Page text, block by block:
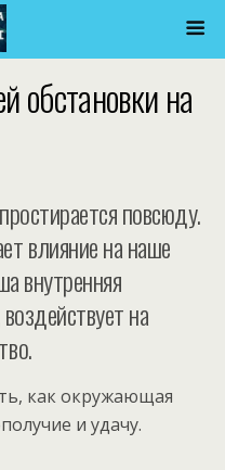
обстановки на
повсюду.
влияние на наше
внутренняя
на
как окружающая
и удачу.